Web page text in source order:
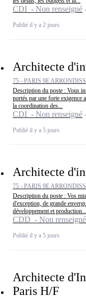
CDI - Non renseigné
Publié il y a 2 jours
Architecte
75 - PARIS 9E
Description du poste : Vous
portés par une forte exigence
la coordination des...
CDI - Non renseigné
Publié il y a 5 jours
Architecte
75 - PARIS 9E
Description du poste : Vos
d'exception, de grande
développement et production...
CDD - Non renseigné
Publié il y a 5 jours
Architecte
Paris H/F